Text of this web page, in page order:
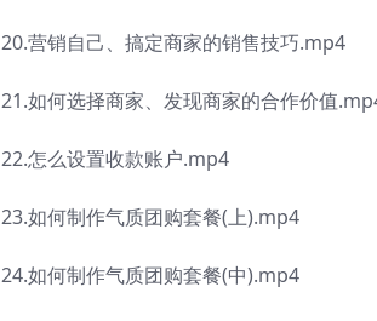
20.营销自己、搞定商家的销售技巧.mp4
21.如何选择商家、发现商家的合作价值
22.怎么设置收款账户.mp4
23.如何制作气质团购套餐(上).mp4
24.如何制作气质团购套餐(中).mp4